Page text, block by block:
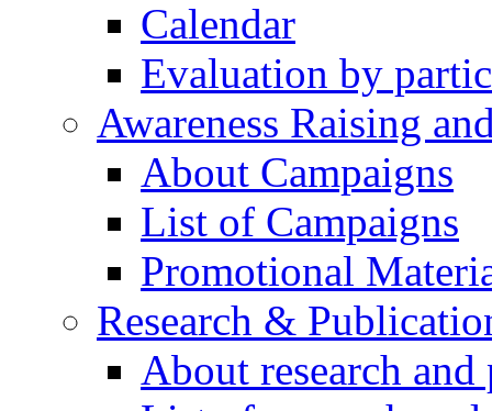
Calendar
Evaluation by
Awareness Raising
About Campaigns
List of Campaigns
Promotional
Research &
About research